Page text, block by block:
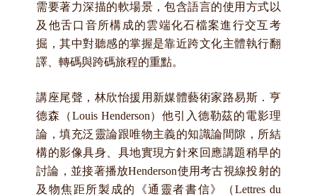
需要著力深描的軟場景，包含語言的使用方式以
及他舌口音所構成的雲端化石檔案進行交互考
掘，其中對聽感的掌握是靠近跨文化主體執行翻
譯、轉碼與跨碼旅程的重點。
講座尾聲，林欣怡援用新媒體藝術家路易斯．亨
德森（Louis Henderson）他引入德勒茲的電影理
論，填充泛靈論跟唯物主義的知識論間隙，所結
構的影像具身、具地實現方針來回應講題稍早的
討論，並接著播放Henderson使用考古視線投射的
及物焦距所製成的《通靈者書信》（Lettres du